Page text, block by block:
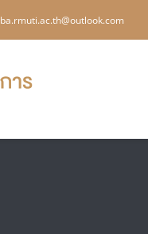
ba.rmuti.ac.th@outlook.com